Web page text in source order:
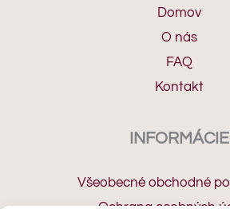
Domov
O nás
FAQ
Kontakt
INFORMÁCIE
Všeobecné obchodné